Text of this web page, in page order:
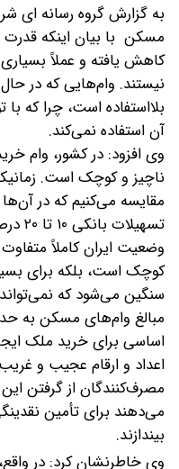
به گزارش گروه رسانه ای
مسکن با بیان اینکه
کاهش یافته و عملاً
نیستند. وام‌هایی که در
بلااستفاده است، چرا که
آن استفاده نمی‌کند.
وی افزود: در کشور، وام
ناچیز و کوچک است.
مقایسه می‌کنیم که در آن‌ها
وضعیت ایران کاملاً
کوچک است، بلکه برای
سنگین می‌شود که
مبالغ وام‌های مسکن به
اساسی برای خرید ملک
اعداد و ارقام عجیب و
مصرف‌کنندگان از گرفتن
می‌دهند برای تأمین
بیندازند.
وی خاطرنشان کرد: در